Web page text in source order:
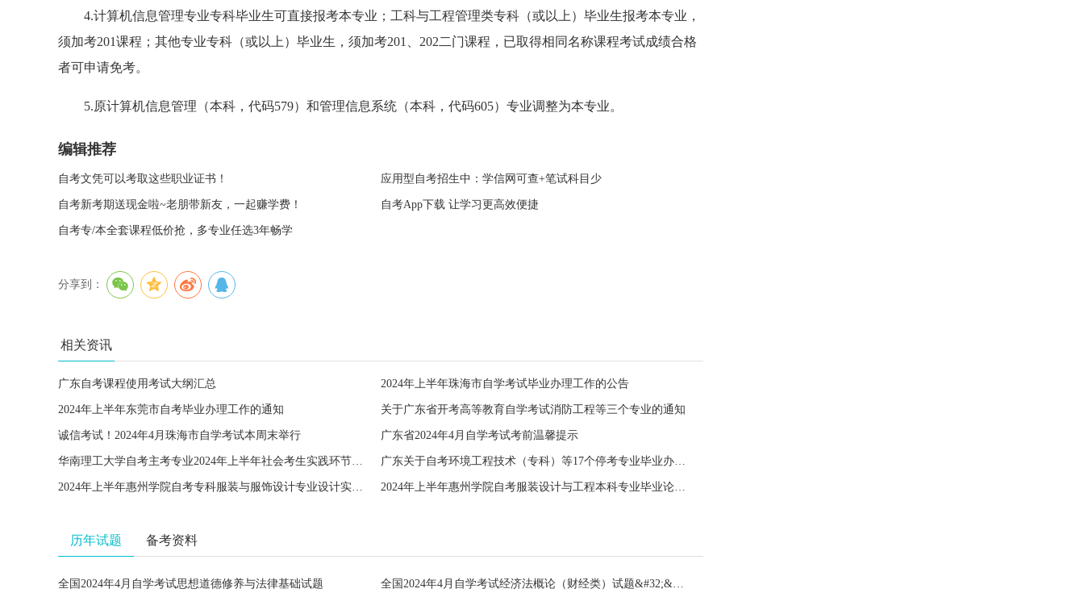
4.计算机信息管理专业专科毕业生可直接报考本专业；工科与工程管理类专科（或以上）毕业生报考本专业，
须加考201课程；其他专业专科（或以上）毕业生，须加考201、202二门课程，已取得相同名称课程考试成绩合格
者可申请免考。
5.原计算机信息管理（本科，代码579）和管理信息系统（本科，代码605）专业调整为本专业。
编辑推荐
自考文凭可以考取这些职业证书！ 应用型自考招生中：学信网可查+笔试科目少
自考新考期送现金啦~老朋带新友，一起赚学费！ 自考App下载 让学习更高效便捷
自考专/本全套课程低价抢，多专业任选3年畅学
分享到：
相关资讯
广东自考课程使用考试大纲汇总 2024年上半年珠海市自学考试毕业办理工作的公告
2024年上半年东莞市自考毕业办理工作的通知 关于广东省开考高等教育自学考试消防工程等三个专业的通知
诚信考试！2024年4月珠海市自学考试本周末举行 广东省2024年4月自学考试考前温馨提示
华南理工大学自考主考专业2024年上半年社会考生实践环节课程报名与考核工作通知 广东关于自考环境工程技术（专科）等17个停考专业毕业办理时间的通告
2024年上半年惠州学院自考专科服装与服饰设计专业设计实习考核通知 2024年上半年惠州学院自考服装设计与工程本科专业毕业论文考核通知
历年试题 备考资料
全国2024年4月自学考试思想道德修养与法律基础试题 全国2024年4月自学考试经济法概论（财经类）试题&#32;&#32;